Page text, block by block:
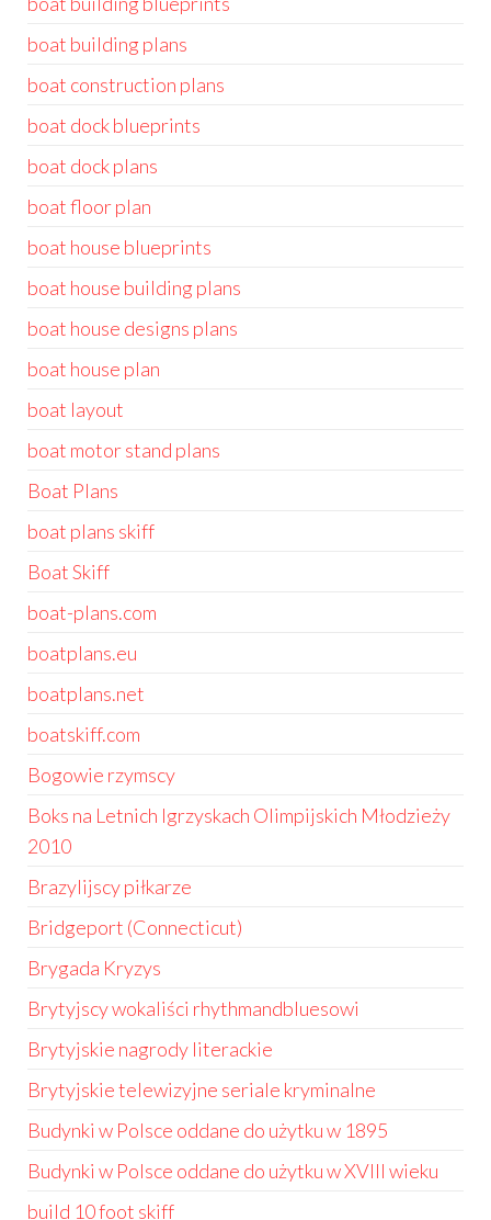
boat building plans
boat construction plans
boat dock blueprints
boat dock plans
boat floor plan
boat house blueprints
boat house building plans
boat house designs plans
boat house plan
boat layout
boat motor stand plans
Boat Plans
boat plans skiff
Boat Skiff
boat-plans.com
boatplans.eu
boatplans.net
boatskiff.com
Bogowie rzymscy
Boks na Letnich Igrzyskach Olimpijskich Młodzieży
2010
Brazylijscy piłkarze
Bridgeport (Connecticut)
Brygada Kryzys
Brytyjscy wokaliści rhythmandbluesowi
Brytyjskie nagrody literackie
Brytyjskie telewizyjne seriale kryminalne
Budynki w Polsce oddane do użytku w 1895
Budynki w Polsce oddane do użytku w XVIII wieku
build 10 foot skiff